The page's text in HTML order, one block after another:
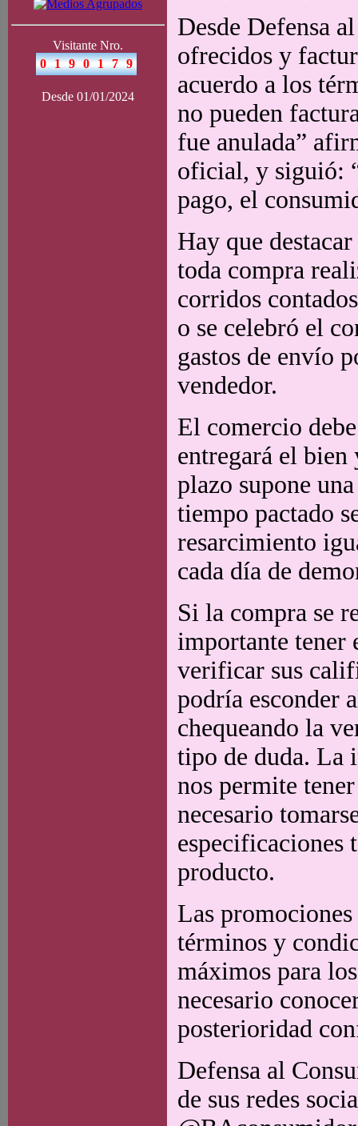
Visitante Nro.
Desde 01/01/2024
Desde Defensa
ofrecidos y
acuerdo a los
no pueden
fue anulada”
oficial, y siguió:
pago, el
Hay que
toda compra
corridos
o se celebró el
gastos de envío
vendedor.
El comercio
entregará el
plazo supone
tiempo pactado
resarcimiento
cada día de
Si la compra se
importante tener
verificar sus
podría esconder
chequeando la
tipo de duda. La
nos permite
necesario
especificaciones
producto.
Las
términos y
máximos para
necesario
posterioridad
Defensa al
de sus redes